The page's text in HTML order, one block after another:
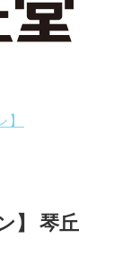
】 琴丘